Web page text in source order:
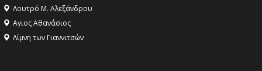
Λουτρό Μ. Αλεξάνδρου
Αγιος Αθανάσιος
Λίμνη των Γιαννιτσών